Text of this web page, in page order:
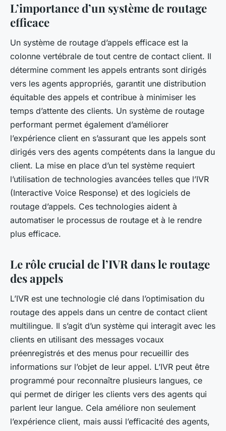
L’importance d’un système de routage
efficace
Un système de routage d’appels efficace est la
colonne vertébrale de tout centre de contact client. Il
détermine comment les appels entrants sont dirigés
vers les agents appropriés, garantit une distribution
équitable des appels et contribue à minimiser les
temps d’attente des clients. Un système de routage
performant permet également d’améliorer
l’expérience client en s’assurant que les appels sont
dirigés vers des agents compétents dans la langue du
client. La mise en place d’un tel système requiert
l’utilisation de technologies avancées telles que l’IVR
(Interactive Voice Response) et des logiciels de
routage d’appels. Ces technologies aident à
automatiser le processus de routage et à le rendre
plus efficace.
Le rôle crucial de l’IVR dans le routage
des appels
L’IVR est une technologie clé dans l’optimisation du
routage des appels dans un centre de contact client
multilingue. Il s’agit d’un système qui interagit avec les
clients en utilisant des messages vocaux
préenregistrés et des menus pour recueillir des
informations sur l’objet de leur appel. L’IVR peut être
programmé pour reconnaître plusieurs langues, ce
qui permet de diriger les clients vers des agents qui
parlent leur langue. Cela améliore non seulement
l’expérience client, mais aussi l’efficacité des agents,